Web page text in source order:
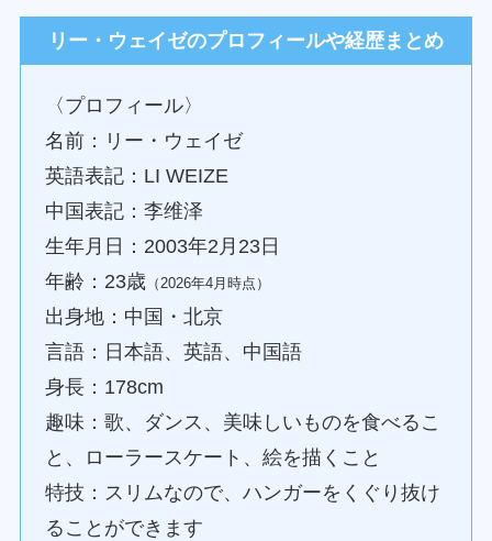
リー・ウェイゼのプロフィールや経歴まとめ
〈プロフィール〉
名前：リー・ウェイゼ
英語表記：LI WEIZE
中国表記：李维泽
生年月日：2003年2月23日
年齢：23歳 （2026年4月時点）
出身地：中国・北京
言語：日本語、英語、中国語
身長：178cm
趣味：歌、ダンス、美味しいものを食べるこ
と、ローラースケート、絵を描くこと
特技：スリムなので、ハンガーをくぐり抜け
ることができます